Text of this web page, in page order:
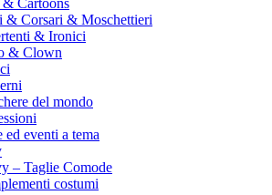
Cartoons
& Corsari & Moschettieri
& Ironici
& Clown
del mondo
ed eventi a tema
– Taglie Comode
costumi